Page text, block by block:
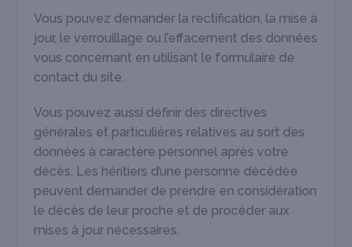
Vous pouvez demander la rectification, la mise à
jour, le verrouillage ou l’effacement des données
vous concernant en utilisant le formulaire de
contact du site.
Vous pouvez aussi définir des directives
générales et particulières relatives au sort des
données à caractère personnel après votre
décès. Les héritiers d’une personne décédée
peuvent demander de prendre en considération
le décès de leur proche et de procéder aux
mises à jour nécessaires.